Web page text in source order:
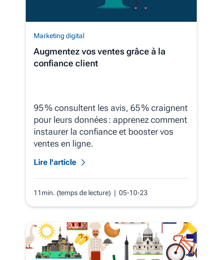
Marketing digital
Augmentez vos ventes grâce à la
confiance client
95 % consultent les avis, 65 % craignent
pour leurs données : apprenez comment
instaurer la confiance et booster vos
ventes en ligne.
Lire l'article
11min. (temps de lecture) | 05-10-23